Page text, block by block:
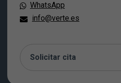
WhatsApp
info@verte.es
Solicitar cita